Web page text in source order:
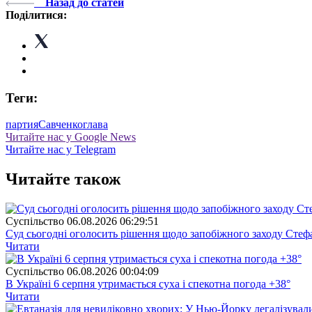
Поділитися:
Теги:
партияСавченкоглава
Читайте нас у Google News
Читайте нас у Telegram
Читайте також
Суспiльство 06.08.2026 06:29:51
Суд сьогодні оголосить рішення щодо запобіжного заходу
Читати
Суспiльство 06.08.2026 00:04:09
В Україні 6 серпня утримається суха і спекотна погода +38°
Читати